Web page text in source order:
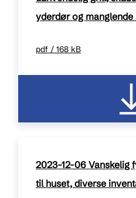
yderdør og manglende
pdf / 168 kB
2023-12-06 Vanskelig
til huset, diverse